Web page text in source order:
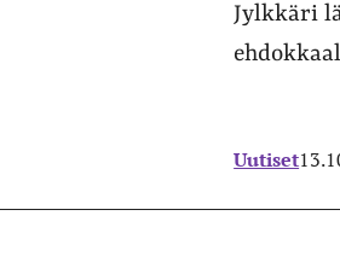
Jylkkäri
Uutiset